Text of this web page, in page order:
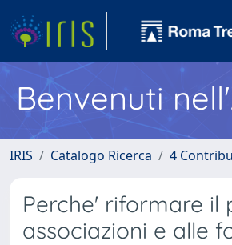
Benvenuti
IRIS Catalogo Ricerca 4
Perche' riformare il
associazioni e alle